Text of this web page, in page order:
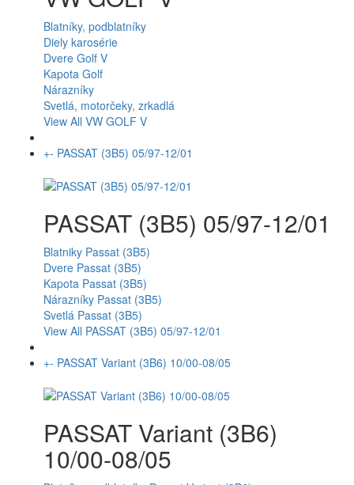
Blatníky, podblatníky
Diely karosérie
Dvere Golf V
Kapota Golf
Nárazníky
Svetlá, motorčeky, zrkadlá
View All VW GOLF V
+- PASSAT (3B5) 05/97-12/01
PASSAT (3B5) 05/97-12/01
Blatniky Passat (3B5)
Dvere Passat (3B5)
Kapota Passat (3B5)
Nárazníky Passat (3B5)
Svetlá Passat (3B5)
View All PASSAT (3B5) 05/97-12/01
+- PASSAT Variant (3B6) 10/00-08/05
PASSAT Variant (3B6)
10/00-08/05